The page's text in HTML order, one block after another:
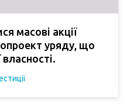
масові акції
уряду, що